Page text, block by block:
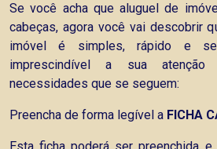
Se você acha que aluguel de
cabeças, agora você vai descobrir
imóvel é simples, rápido e
imprescindível a sua
necessidades que se seguem:
Preencha de forma legível a FICHA